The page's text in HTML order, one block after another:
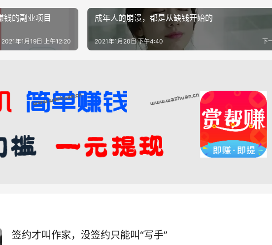
的副业项目
2021年1月19日 上午12:20
成年人的崩溃，都是从缺钱开始的
下
2021年1月20日 下午4:40
签约才叫作家，没签约只能叫“写手”